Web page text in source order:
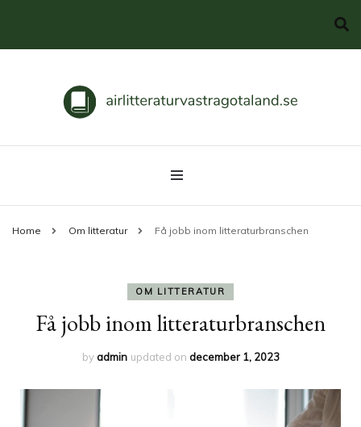
airlitteraturvastragotaland.se
Svenska klassiker
Home Om litteratur Få jobb inom litteraturbranschen
OM LITTERATUR
Få jobb inom litteraturbranschen
byadmin updated on december 1, 2023